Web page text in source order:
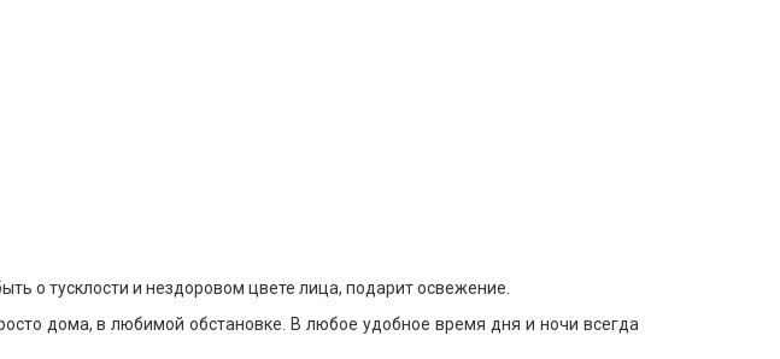
о тусклости и нездоровом цвете лица, подарит освежение.
дома, в любимой обстановке. В любое удобное время дня и ночи всегда